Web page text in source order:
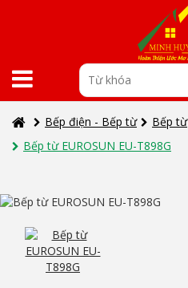
Bếp điện - Bếp từ
Bếp từ
Bếp từ EUROSUN EU-T898G